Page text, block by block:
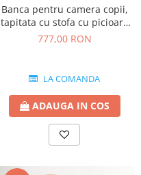
Banca pentru camera copii,
tapitata cu stofa cu picioare
din lemn Dream Ottoman
777,00 RON
LA COMANDA
ADAUGA IN COS